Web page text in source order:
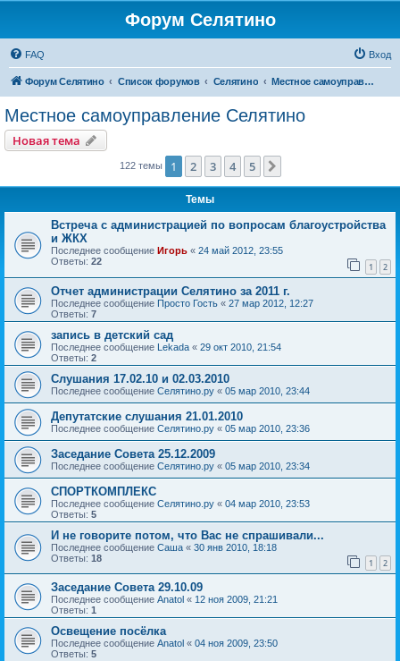
Форум Селятино
FAQ Вход
Форум Селятино Список форумов Селятино Местное самоуправление Селятино
Местное самоуправление Селятино
Новая тема
122 темы 1 2 3 4 5
Темы
Встреча с администрацией по вопросам благоустройства
и ЖКХ
Последнее сообщение Игорь « 24 май 2012, 23:55
Ответы: 22 1 2
Отчет администрации Селятино за 2011 г.
Последнее сообщение Просто Гость « 27 мар 2012, 12:27
Ответы: 7
запись в детский сад
Последнее сообщение Lekada « 29 окт 2010, 21:54
Ответы: 2
Слушания 17.02.10 и 02.03.2010
Последнее сообщение Селятино.ру « 05 мар 2010, 23:44
Депутатские слушания 21.01.2010
Последнее сообщение Селятино.ру « 05 мар 2010, 23:36
Заседание Совета 25.12.2009
Последнее сообщение Селятино.ру « 05 мар 2010, 23:34
СПОРТКОМПЛЕКС
Последнее сообщение Селятино.ру « 04 мар 2010, 23:53
Ответы: 5
И не говорите потом, что Вас не спрашивали...
Последнее сообщение Саша « 30 янв 2010, 18:18
Ответы: 18 1 2
Заседание Совета 29.10.09
Последнее сообщение Anatol « 12 ноя 2009, 21:21
Ответы: 1
Освещение посёлка
Последнее сообщение Anatol « 04 ноя 2009, 23:50
Ответы: 5